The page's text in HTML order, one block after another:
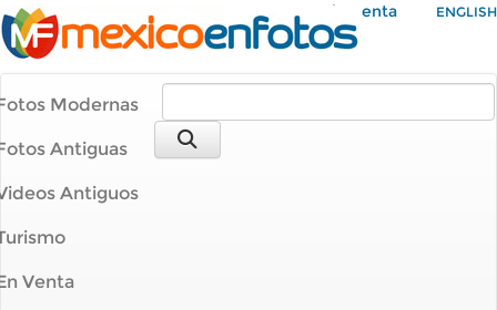
Mi Cuenta ENGLISH
Modernas
Antiguas
Antiguos
Venta